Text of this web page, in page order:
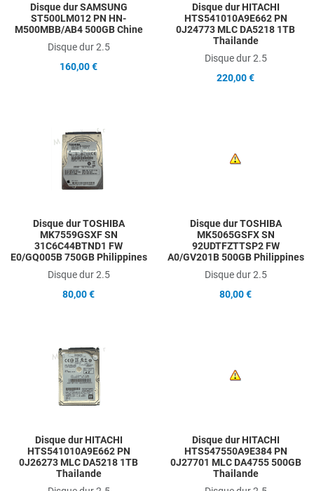
Disque dur SAMSUNG
ST500LM012 PN HN-
M500MBB/AB4 500GB Chine
Disque dur 2.5
160,00 €
Disque dur HITACHI
HTS541010A9E662 PN
0J24773 MLC DA5218 1TB
Thailande
Disque dur 2.5
220,00 €
Disque dur TOSHIBA
MK7559GSXF SN
31C6C44BTND1 FW
E0/GQ005B 750GB Philippines
Disque dur 2.5
80,00 €
Disque dur TOSHIBA
MK5065GSFX SN
92UDTFZTTSP2 FW
A0/GV201B 500GB Philippines
Disque dur 2.5
80,00 €
Disque dur HITACHI
HTS541010A9E662 PN
0J26273 MLC DA5218 1TB
Thailande
Disque dur HITACHI
HTS547550A9E384 PN
0J27701 MLC DA4755 500GB
Thailande